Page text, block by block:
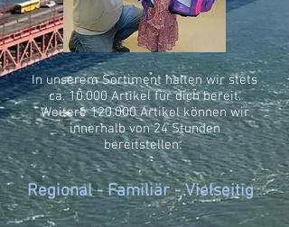
In unserem Sortiment halten wir stets
ca. 10.000 Artikel für dich bereit.
Weitere 120.000 Artikel können wir
innerhalb von 24 Stunden
bereitstellen.
Regional - Familiär - Vielseitig